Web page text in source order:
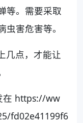
等。需要采取
害危害等。
几点，才能让
在 https://ww
fd02e41199f6